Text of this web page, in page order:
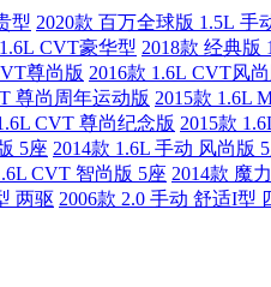
型 2020款 百万全球版 1.5L 手
CVT豪华型 2018款 经典版
尊尚版 2016款 1.6L CVT风
尊尚周年运动版 2015款 1.6L
CVT 尊尚纪念版 2015款
5座 2014款 1.6L 手动 风尚版
CVT 智尚版 5座 2014款 魔
两驱 2006款 2.0 手动 舒适I型